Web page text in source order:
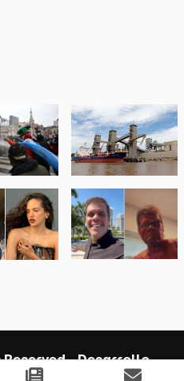
Reserved - Desarrollo